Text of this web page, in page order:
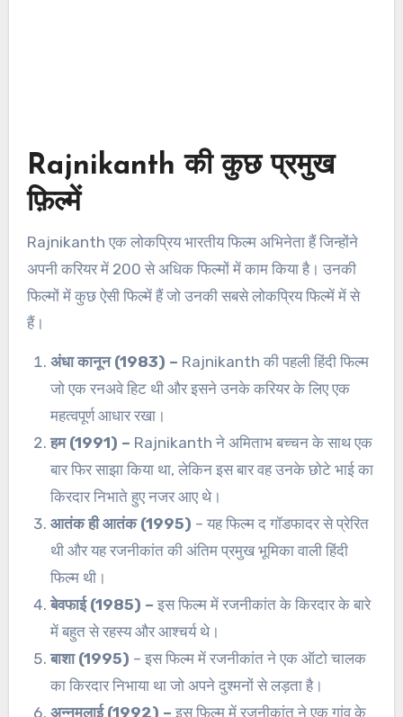
Rajnikanth की कुछ प्रमुख
फ़िल्में
Rajnikanth एक लोकप्रिय भारतीय फिल्म अभिनेता हैं जिन्होंने
अपनी करियर में 200 से अधिक फिल्मों में काम किया है। उनकी
फिल्मों में कुछ ऐसी फिल्में हैं जो उनकी सबसे लोकप्रिय फिल्में में से
हैं।
अंधा कानून (1983) – Rajnikanth की पहली हिंदी फिल्म
जो एक रनअवे हिट थी और इसने उनके करियर के लिए एक
महत्वपूर्ण आधार रखा।
हम (1991) – Rajnikanth ने अमिताभ बच्चन के साथ एक
बार फिर साझा किया था, लेकिन इस बार वह उनके छोटे भाई का
किरदार निभाते हुए नजर आए थे।
आतंक ही आतंक (1995) – यह फिल्म द गॉडफादर से प्रेरित
थी और यह रजनीकांत की अंतिम प्रमुख भूमिका वाली हिंदी
फिल्म थी।
बेवफाई (1985) – इस फिल्म में रजनीकांत के किरदार के बारे
में बहुत से रहस्य और आश्चर्य थे।
बाशा (1995) – इस फिल्म में रजनीकांत ने एक ऑटो चालक
का किरदार निभाया था जो अपने दुश्मनों से लड़ता है।
अन्नमलाई (1992) – इस फिल्म में रजनीकांत ने एक गांव के